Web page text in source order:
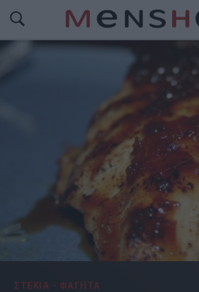
ΣΤΕΚΙΑ - ΦΑΓΗΤΑ